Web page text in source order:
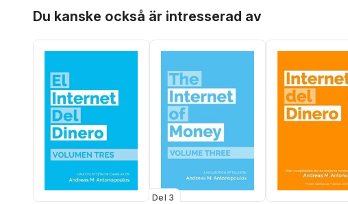
Du kanske också är intresserad av
Del 3